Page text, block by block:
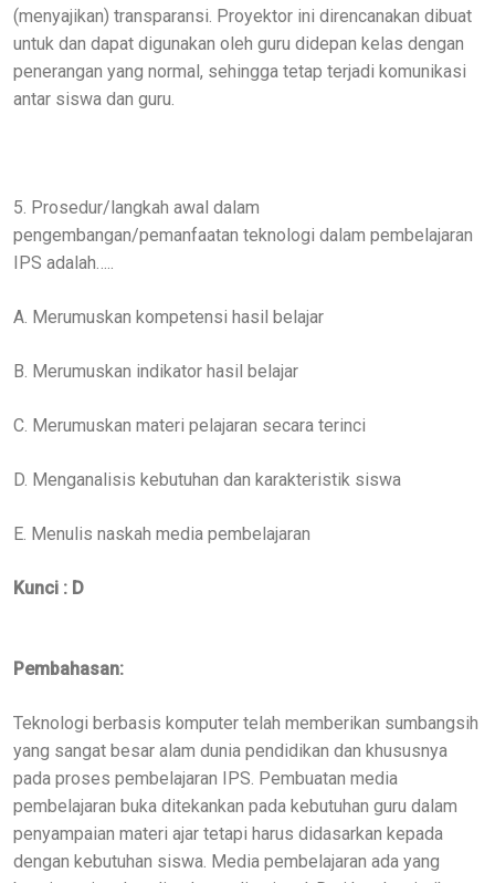
(menyajikan) transparansi. Proyektor ini direncanakan dibuat
untuk dan dapat digunakan oleh guru didepan kelas dengan
penerangan yang normal, sehingga tetap terjadi komunikasi
antar siswa dan guru.
5. Prosedur/langkah awal dalam
pengembangan/pemanfaatan teknologi dalam pembelajaran
IPS adalah…..
A. Merumuskan kompetensi hasil belajar
B. Merumuskan indikator hasil belajar
C. Merumuskan materi pelajaran secara terinci
D. Menganalisis kebutuhan dan karakteristik siswa
E. Menulis naskah media pembelajaran
Kunci : D
Pembahasan:
Teknologi berbasis komputer telah memberikan sumbangsih
yang sangat besar alam dunia pendidikan dan khususnya
pada proses pembelajaran IPS. Pembuatan media
pembelajaran buka ditekankan pada kebutuhan guru dalam
penyampaian materi ajar tetapi harus didasarkan kepada
dengan kebutuhan siswa. Media pembelajaran ada yang